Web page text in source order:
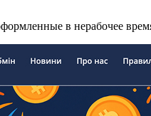
в нерабочее